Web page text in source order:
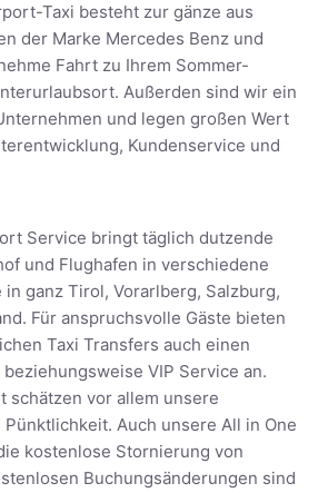
Taxi besteht zur gänze aus
der Marke Mercedes Benz und
Fahrt zu Ihrem Sommer-
Außerden sind wir ein
und legen großen Wert
Kundenservice und
Service bringt täglich dutzende
und Flughafen in verschiedene
ganz Tirol, Vorarlberg, Salzburg,
Für anspruchsvolle Gäste bieten
Taxi Transfers auch einen
VIP Service an.
schätzen vor allem unsere
Auch unsere All in One
kostenlose Stornierung von
Buchungsänderungen sind